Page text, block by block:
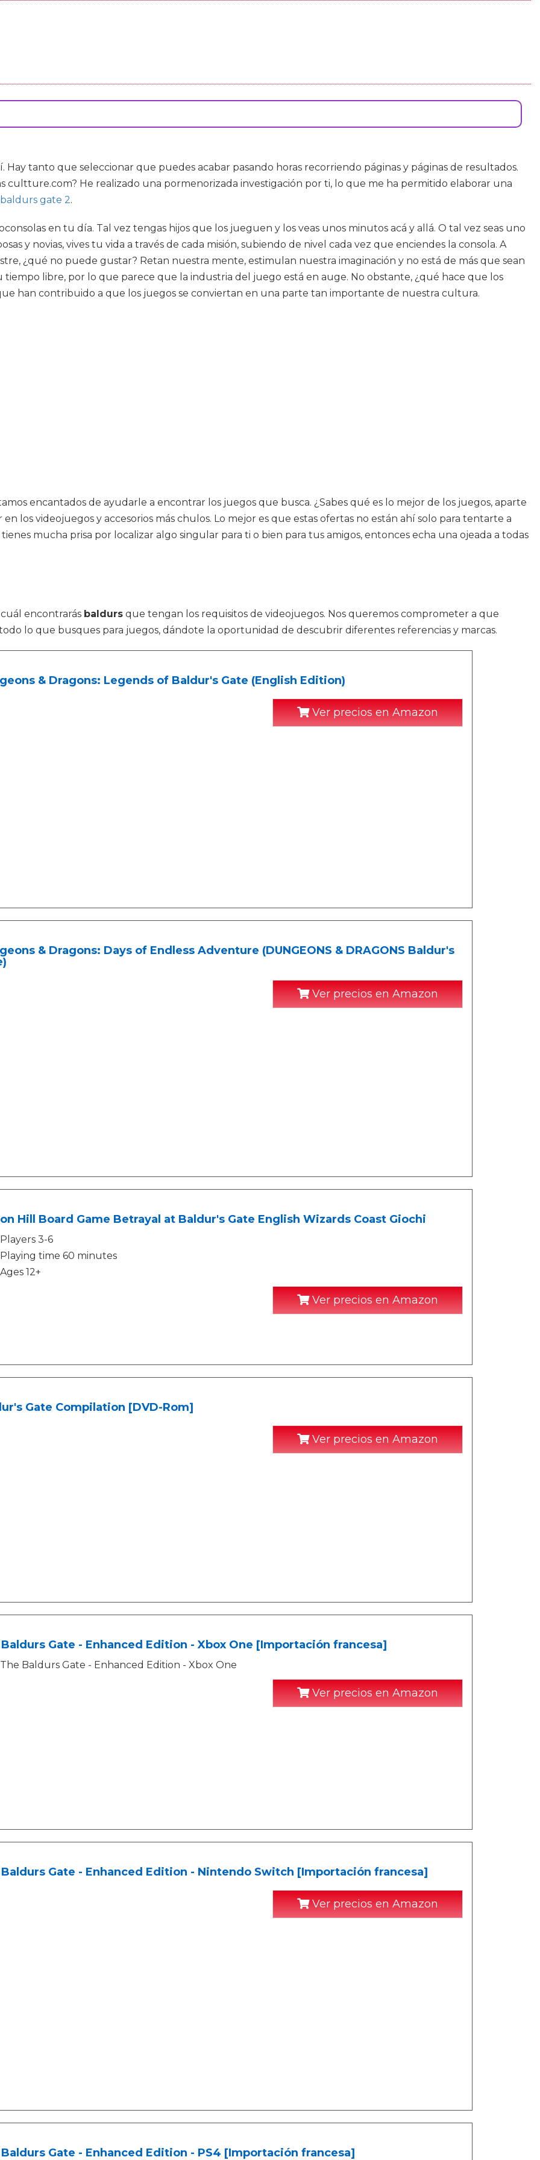
Hay tanto que seleccionar que puedes acabar pasando horas recorriendo páginas y páginas de resultados.
cultture.com? He realizado una pormenorizada investigación por ti, lo que me ha permitido elaborar una
baldurs gate 2.
en tu día. Tal vez tengas hijos que los jueguen y los veas unos minutos acá y allá. O tal vez seas uno
y novias, vives tu vida a través de cada misión, subiendo de nivel cada vez que enciendes la consola. A
¿qué no puede gustar? Retan nuestra mente, estimulan nuestra imaginación y no está de más que sean
tiempo libre, por lo que parece que la industria del juego está en auge. No obstante, ¿qué hace que los
han contribuido a que los juegos se conviertan en una parte tan importante de nuestra cultura.
encantados de ayudarle a encontrar los juegos que busca. ¿Sabes qué es lo mejor de los juegos, aparte
los videojuegos y accesorios más chulos. Lo mejor es que estas ofertas no están ahí solo para tentarte a
mucha prisa por localizar algo singular para ti o bien para tus amigos, entonces echa una ojeada a todas
encontrarás baldurs que tengan los requisitos de videojuegos. Nos queremos comprometer a que
lo que busques para juegos, dándote la oportunidad de descubrir diferentes referencias y marcas.
& Dragons: Legends of Baldur's Gate (English Edition)
Ver precios en Amazon
& Dragons: Days of Endless Adventure (DUNGEONS & DRAGONS Baldur's
Ver precios en Amazon
Hill Board Game Betrayal at Baldur's Gate English Wizards Coast Giochi
Players 3-6
Playing time 60 minutes
Ages 12+
Ver precios en Amazon
Gate Compilation [DVD-Rom]
Ver precios en Amazon
Gate - Enhanced Edition - Xbox One [Importación francesa]
The Baldurs Gate - Enhanced Edition - Xbox One
Ver precios en Amazon
Gate - Enhanced Edition - Nintendo Switch [Importación francesa]
Ver precios en Amazon
Gate - Enhanced Edition - PS4 [Importación francesa]